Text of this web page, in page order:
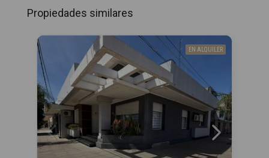
Propiedades similares
EN ALQUILER